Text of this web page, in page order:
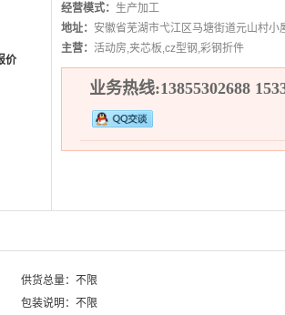
经营模式： 生产加工
地址： 安徽省芜湖市弋江区马塘街道元山村小
主营： 活动房,夹芯板,cz型钢,彩钢折件
业务热线:13855302688
供货总量：不限
包装说明：不限